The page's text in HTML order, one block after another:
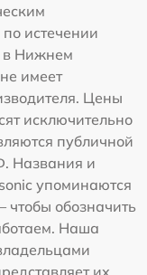
истечении
в Нижнем
имеет
Цены
исключительно
публичной
Названия и
упоминаются
обозначить
Наша
их